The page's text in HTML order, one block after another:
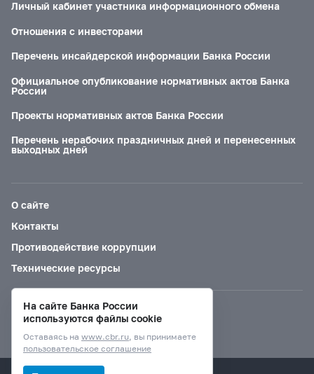
Личный кабинет участника информационного обмена
Отношения с инвесторами
Перечень инсайдерской информации Банка России
Официальное опубликование нормативных актов Банка
России
Проекты нормативных актов Банка России
Перечень нерабочих праздничных дней и перенесенных
выходных дней
О сайте
Контакты
Противодействие коррупции
Технические ресурсы
Версия для слабовидящих
На сайте Банка России
используются файлы cookie
Оставаясь на www.cbr.ru, вы принимаете
пользовательское соглашение